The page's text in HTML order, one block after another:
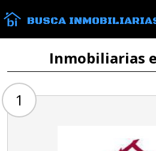
BUSCA
Inmobiliarias
1